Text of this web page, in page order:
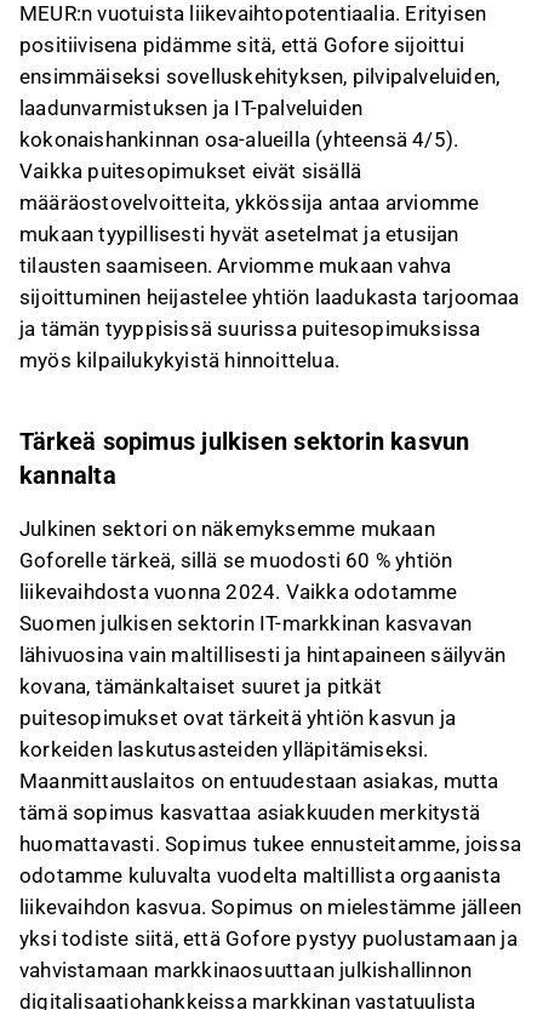
MEUR:n vuotuista liikevaihtopotentiaalia. Erityisen
positiivisena pidämme sitä, että Gofore sijoittui
ensimmäiseksi sovelluskehityksen, pilvipalveluiden,
laadunvarmistuksen ja IT-palveluiden
kokonaishankinnan osa-alueilla (yhteensä 4/5).
Vaikka puitesopimukset eivät sisällä
määräostovelvoitteita, ykkössija antaa arviomme
mukaan tyypillisesti hyvät asetelmat ja etusijan
tilausten saamiseen. Arviomme mukaan vahva
sijoittuminen heijastelee yhtiön laadukasta tarjoomaa
ja tämän tyyppisissä suurissa puitesopimuksissa
myös kilpailukykyistä hinnoittelua.
Tärkeä sopimus julkisen sektorin kasvun
kannalta
Julkinen sektori on näkemyksemme mukaan
Goforelle tärkeä, sillä se muodosti 60 % yhtiön
liikevaihdosta vuonna 2024. Vaikka odotamme
Suomen julkisen sektorin IT-markkinan kasvavan
lähivuosina vain maltillisesti ja hintapaineen säilyvän
kovana, tämänkaltaiset suuret ja pitkät
puitesopimukset ovat tärkeitä yhtiön kasvun ja
korkeiden laskutusasteiden ylläpitämiseksi.
Maanmittauslaitos on entuudestaan asiakas, mutta
tämä sopimus kasvattaa asiakkuuden merkitystä
huomattavasti. Sopimus tukee ennusteitamme, joissa
odotamme kuluvalta vuodelta maltillista orgaanista
liikevaihdon kasvua. Sopimus on mielestämme jälleen
yksi todiste siitä, että Gofore pystyy puolustamaan ja
vahvistamaan markkinaosuuttaan julkishallinnon
digitalisaatiohankkeissa markkinan vastatuulista